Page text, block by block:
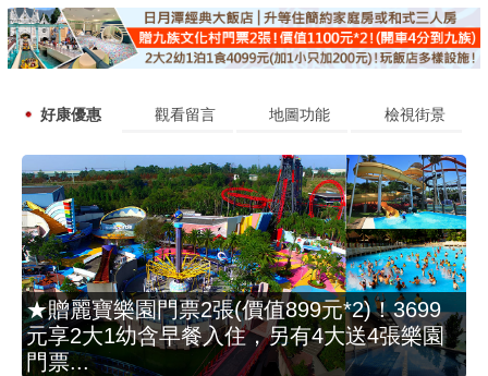
好康優惠 觀看留言 地圖功能 檢視街景
★贈麗寶樂園門票2張(價值899元*2)！3699
元享2大1幼含早餐入住，另有4大送4張樂園
門票...